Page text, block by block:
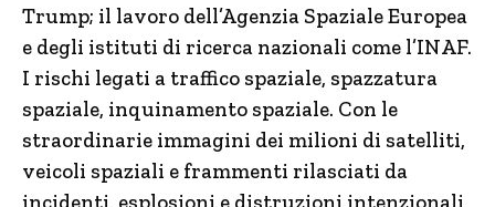
Trump; il lavoro dell’Agenzia Spaziale Europea
e degli istituti di ricerca nazionali come l’INAF.
I rischi legati a traffico spaziale, spazzatura
spaziale, inquinamento spaziale. Con le
straordinarie immagini dei milioni di satelliti,
veicoli spaziali e frammenti rilasciati da